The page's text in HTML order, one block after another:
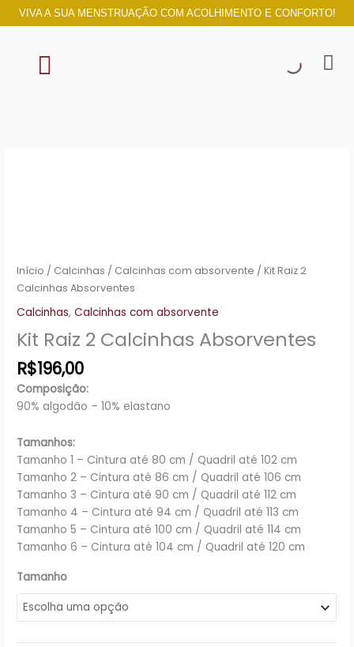
para
conteúdo
VIVA A SUA MENSTRUAÇÃO COM ACOLHIMENTO E CONFORTO!
Início / Calcinhas / Calcinhas com absorvente / Kit Raiz 2
Calcinhas Absorventes
Calcinhas,Calcinhas com absorvente
Kit Raiz 2 Calcinhas Absorventes
R$196,00
Composição:
90% algodão – 10% elastano
Tamanhos:
Tamanho 1 – Cintura até 80 cm / Quadril até 102 cm
Tamanho 2 – Cintura até 86 cm / Quadril até 106 cm
Tamanho 3 – Cintura até 90 cm / Quadril até 112 cm
Tamanho 4 – Cintura até 94 cm / Quadril até 113 cm
Tamanho 5 – Cintura até 100 cm / Quadril até 114 cm
Tamanho 6 – Cintura até 104 cm / Quadril até 120 cm
Tamanho